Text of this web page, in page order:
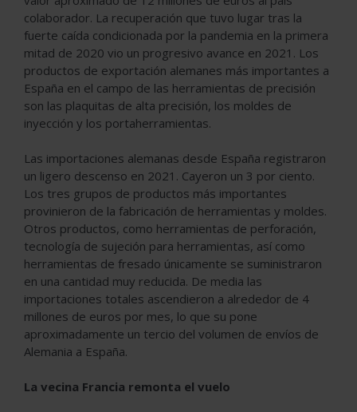
colaborador. La recuperación que tuvo lugar tras la
fuerte caída condicionada por la pandemia en la primera
mitad de 2020 vio un progresivo avance en 2021. Los
productos de exportación alemanes más importantes a
España en el campo de las herramientas de precisión
son las plaquitas de alta precisión, los moldes de
inyección y los portaherramientas.
Las importaciones alemanas desde España registraron
un ligero descenso en 2021. Cayeron un 3 por ciento.
Los tres grupos de productos más importantes
provinieron de la fabricación de herramientas y moldes.
Otros productos, como herramientas de perforación,
tecnología de sujeción para herramientas, así como
herramientas de fresado únicamente se suministraron
en una cantidad muy reducida. De media las
importaciones totales ascendieron a alrededor de 4
millones de euros por mes, lo que su pone
aproximadamente un tercio del volumen de envíos de
Alemania a España.
La vecina Francia remonta el vuelo